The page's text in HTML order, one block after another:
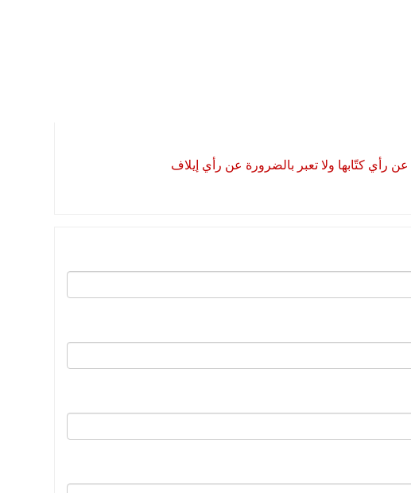
رأي كتّابها ولا تعبر بالضرورة عن رأي إيلاف